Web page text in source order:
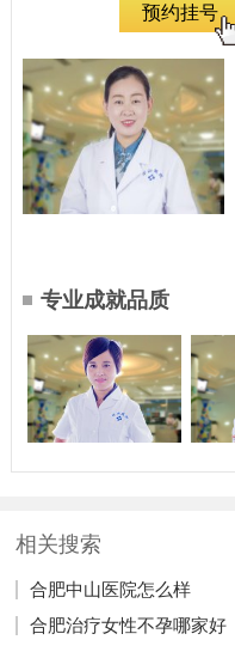
预约挂号
专业成就品质
相关搜索
合肥中山医院怎么样
合肥治疗女性不孕哪家好